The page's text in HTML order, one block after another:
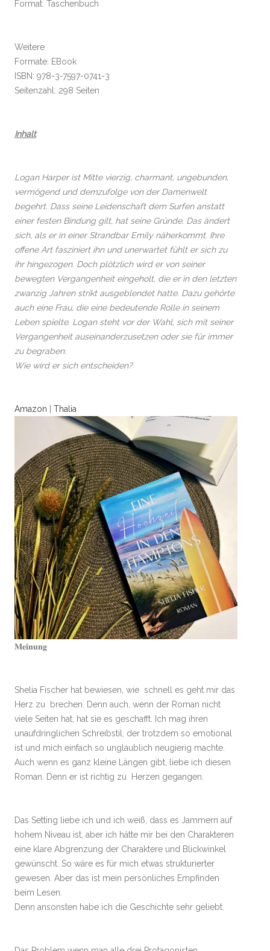
Format: Taschenbuch
Weitere
Formate: EBook
ISBN: 978-3-7597-0741-3
Seitenzahl: 298 Seiten
Inhalt
Logan Harper ist Mitte vierzig, charmant, ungebunden,
vermögend und demzufolge von der Damenwelt
begehrt. Dass seine Leidenschaft dem Surfen anstatt
einer festen Bindung gilt, hat seine Gründe. Das ändert
sich, als er in einer Strandbar Emily näherkommt. Ihre
offene Art fasziniert ihn und unerwartet fühlt er sich zu
ihr hingezogen. Doch plötzlich wird er von seiner
bewegten Vergangenheit eingeholt, die er in den letzten
zwanzig Jahren strikt ausgeblendet hatte. Dazu gehörte
auch eine Frau, die eine bedeutende Rolle in seinem
Leben spielte. Logan steht vor der Wahl, sich mit seiner
Vergangenheit auseinanderzusetzen oder sie für immer
zu begraben.
Wie wird er sich entscheiden?
Amazon | Thalia
𝐌𝐞𝐢𝐧𝐮𝐧𝐠
Shelia Fischer hat bewiesen, wie schnell es geht mir das
Herz zu brechen. Denn auch, wenn der Roman nicht
viele Seiten hat, hat sie es geschafft. Ich mag ihren
unaufdringlichen Schreibstil, der trotzdem so emotional
ist und mich einfach so unglaublich neugierig machte.
Auch wenn es ganz kleine Längen gibt, liebe ich diesen
Roman. Denn er ist richtig zu Herzen gegangen.
Das Setting liebe ich und ich weiß, dass es Jammern auf
hohem Niveau ist, aber ich hätte mir bei den Charakteren
eine klare Abgrenzung der Charaktere und Blickwinkel
gewünscht. So wäre es für mich etwas strukturierter
gewesen. Aber das ist mein persönliches Empfinden
beim Lesen.
Denn ansonsten habe ich die Geschichte sehr geliebt.